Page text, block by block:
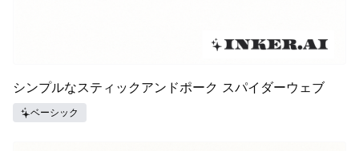
シンプルなスティックアンドポーク スパイダーウェブ
ベーシック